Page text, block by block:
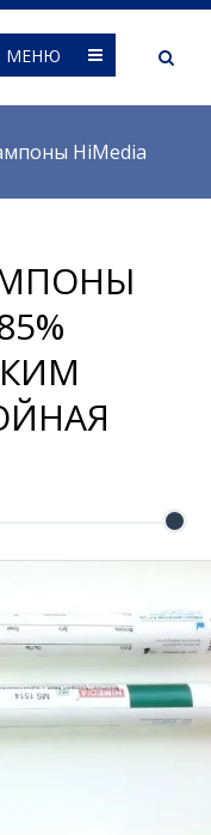
МЕНЮ
HiMedia